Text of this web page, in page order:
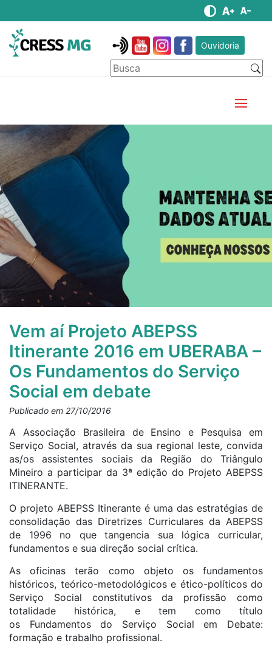
Ouvidoria
Vem aí Projeto ABEPSS
Itinerante 2016 em UBERABA –
Os Fundamentos do Serviço
Social em debate
Publicado em 27/10/2016
A Associação Brasileira de Ensino e Pesquisa em
Serviço Social, através da sua regional leste, convida
as/os assistentes sociais da Região do Triângulo
Mineiro a participar da 3ª edição do Projeto ABEPSS
ITINERANTE.
O projeto ABEPSS Itinerante é uma das estratégias de
consolidação das Diretrizes Curriculares da ABEPSS
de 1996 no que tangencia sua lógica curricular,
fundamentos e sua direção social crítica.
As oficinas terão como objeto os fundamentos
históricos, teórico-metodológicos e ético-políticos do
Serviço Social constitutivos da profissão como
totalidade histórica, e tem como título
os Fundamentos do Serviço Social em Debate:
formação e trabalho profissional.